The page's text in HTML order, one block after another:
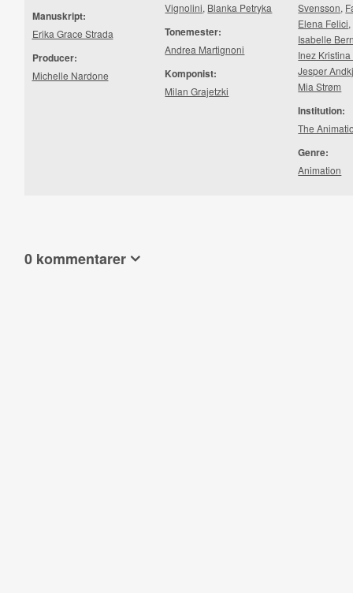
Manuskript:
Erika Grace Strada
Producer:
Michelle Nardone
Vignolini, Blanka Petryka
Tonemester:
Andrea Martignoni
Komponist:
Milan Grajetzki
Svensson,
Elena Felici,
Isabelle
Inez
Jesper
Mia Strøm
Institution:
The
Genre:
Animation
0 kommentarer